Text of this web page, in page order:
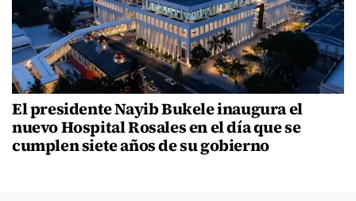
El presidente Nayib Bukele inaugura el
nuevo Hospital Rosales en el día que se
cumplen siete años de su gobierno